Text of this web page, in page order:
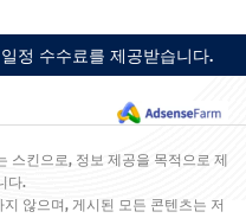
정 수수료를 제공받습니다.
킨으로, 정보 제공을 목적으로 제
다.
않으며, 게시된 모든 콘텐츠는 저